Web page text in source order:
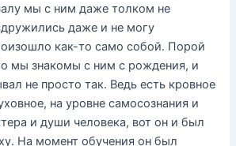
мы с ним даже толком не
даже и не могу
как-то само собой. Порой
мы знакомы с ним с рождения, и
не просто так. Ведь есть кровное
на уровне самосознания и
и души человека, вот он и был
На момент обучения он был